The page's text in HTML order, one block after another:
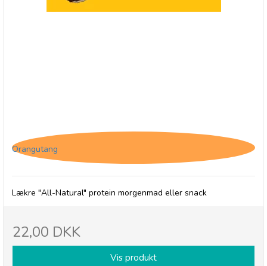
Orangutang
Lækre "All-Natural" protein morgenmad eller snack
22,00 DKK
Vis produkt